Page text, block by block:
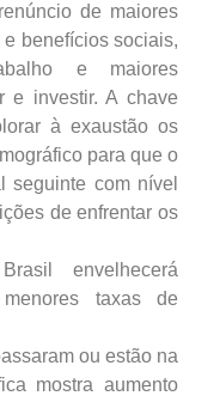
de maiores
benefícios sociais,
e maiores
e investir. A chave
à exaustão os
para que o
seguinte com nível
de enfrentar os
envelhecerá
taxas de
ou estão na
mostra aumento